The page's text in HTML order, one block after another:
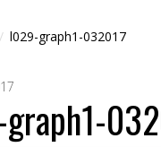
/ l029-graph1-032017